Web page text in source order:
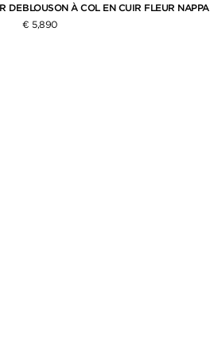
DEBLOUSON À COL EN CUIR FLEUR NAPPA
€ 5,890